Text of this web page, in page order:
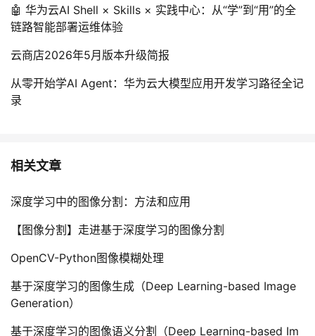
🤖 华为云AI Shell × Skills × 实践中心：从“学”到“用”的全
链路智能部署运维体验
云商店2026年5月版本升级简报
从零开始学AI Agent：华为云大模型应用开发学习路径全记
录
相关文章
深度学习中的图像分割：方法和应用
【图像分割】走进基于深度学习的图像分割
OpenCV-Python图像模糊处理
基于深度学习的图像生成（Deep Learning-based Image
Generation）
基于深度学习的图像语义分割（Deep Learning-based Im